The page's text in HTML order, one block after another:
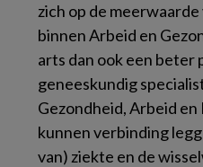
zich op de
binnen Arbeid en
arts dan ook een beter
geneeskundig
Gezondheid, Arbeid
kunnen verbinding
van) ziekte en de